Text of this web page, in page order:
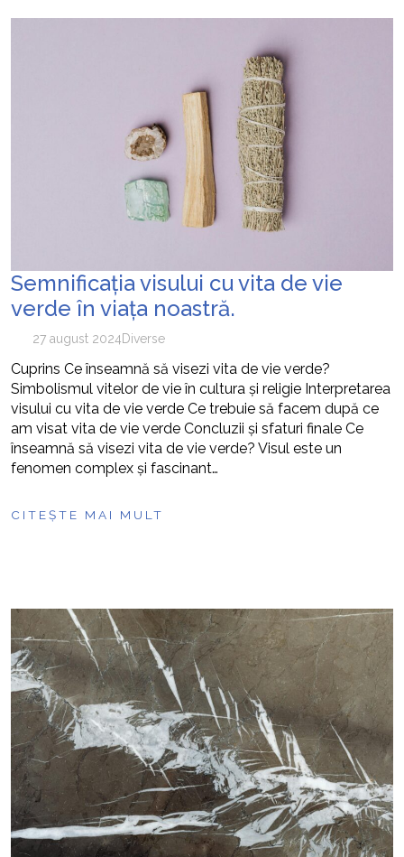
Semnificația visului cu vita de vie
verde în viața noastră.
27 august 2024Diverse
Cuprins Ce înseamnă să visezi vita de vie verde?
Simbolismul vitelor de vie în cultura și religie Interpretarea
visului cu vita de vie verde Ce trebuie să facem după ce
am visat vita de vie verde Concluzii și sfaturi finale Ce
înseamnă să visezi vita de vie verde? Visul este un
fenomen complex și fascinant…
CITEȘTE MAI MULT